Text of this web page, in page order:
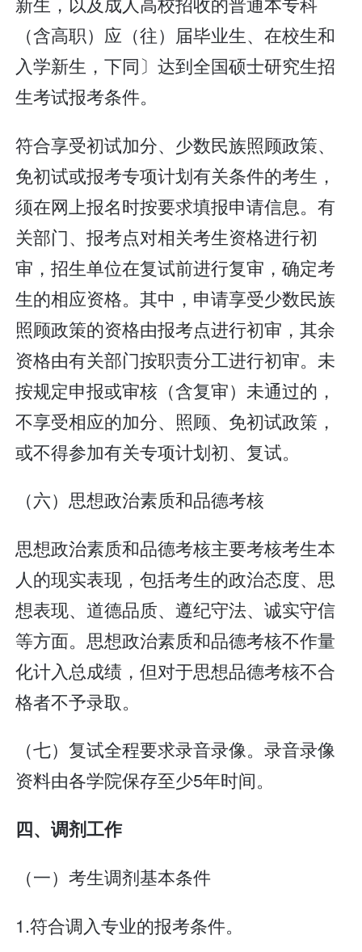
（含高职）应（往）届毕业生、在校生和
入学新生，下同〕达到全国硕士研究生招
生考试报考条件。
符合享受初试加分、少数民族照顾政策、
免初试或报考专项计划有关条件的考生，
须在网上报名时按要求填报申请信息。有
关部门、报考点对相关考生资格进行初
审，招生单位在复试前进行复审，确定考
生的相应资格。其中，申请享受少数民族
照顾政策的资格由报考点进行初审，其余
资格由有关部门按职责分工进行初审。未
按规定申报或审核（含复审）未通过的，
不享受相应的加分、照顾、免初试政策，
或不得参加有关专项计划初、复试。
（六）思想政治素质和品德考核
思想政治素质和品德考核主要考核考生本
人的现实表现，包括考生的政治态度、思
想表现、道德品质、遵纪守法、诚实守信
等方面。思想政治素质和品德考核不作量
化计入总成绩，但对于思想品德考核不合
格者不予录取。
（七）复试全程要求录音录像。录音录像
资料由各学院保存至少5年时间。
四、调剂工作
（一）考生调剂基本条件
1.符合调入专业的报考条件。